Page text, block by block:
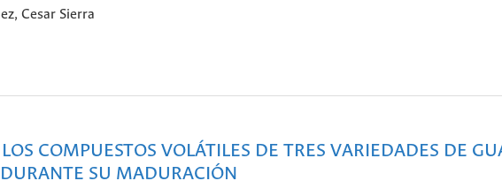
Cesar Sierra
COMPUESTOS VOLÁTILES DE TRES VARIEDADES DE
SU MADURACIÓN